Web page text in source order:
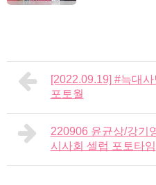
[2022.09.19] #늑대
포토월
220906 윤균상/강기
시사회 셀럽 포토타임